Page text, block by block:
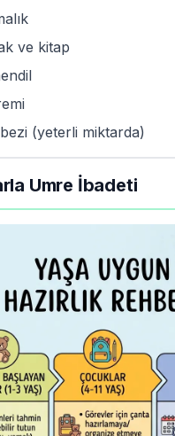
ve kitap
(yeterli miktarda)
Umre İbadeti